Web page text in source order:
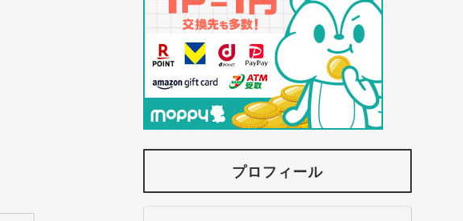
プロフィール